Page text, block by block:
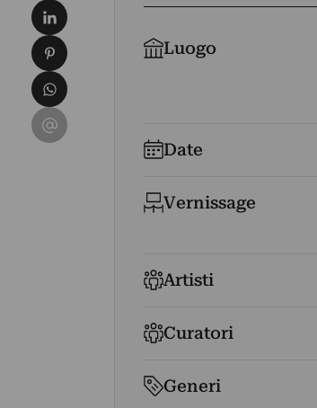
Luogo
Date
Vernissage
Artisti
Curatori
Generi
Condividi su LinkedIn
Condividi su Pinterest
Condividi su WhatsApp
Condividi su Email